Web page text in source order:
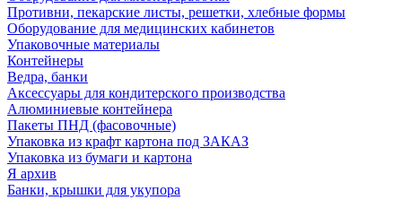
Противни, пекарские листы, решетки, хлебные формы
Оборудование для медицинских кабинетов
Упаковочные материалы
Контейнеры
Ведра, банки
Аксессуары для кондитерского производства
Алюминиевые контейнера
Пакеты ПНД (фасовочные)
Упаковка из крафт картона под ЗАКАЗ
Упаковка из бумаги и картона
Я архив
Банки, крышки для укупора